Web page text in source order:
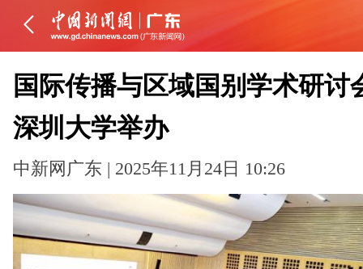
国际传播与区域国别学术研讨
深圳大学举办
中新网广东 | 2025年11月24日 10:26